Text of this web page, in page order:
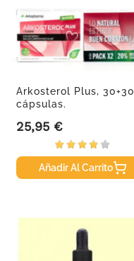
Arkosterol Plus, 30+30
cápsulas.
Precio
25,95 €
Añadir Al Carrito